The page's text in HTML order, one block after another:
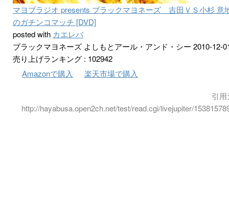
マヨブラジオ presents ブラックマヨネーズ 吉田ＶＳ小杉 意
のガチンコマッチ [DVD]
posted with カエレバ
ブラックマヨネーズ よしもとアール・アンド・シー 2010-12-
売り上げランキング : 102942
Amazonで購入
楽天市場で購入
引用
http://hayabusa.open2ch.net/test/read.cgi/livejupiter/